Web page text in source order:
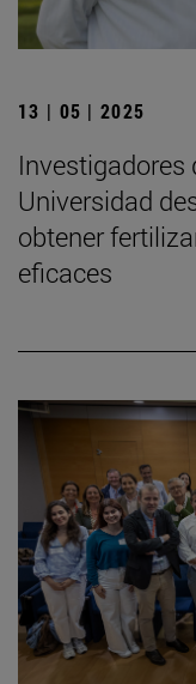
13 | 05 | 2025
Investigadores
Universidad
obtener
eficaces